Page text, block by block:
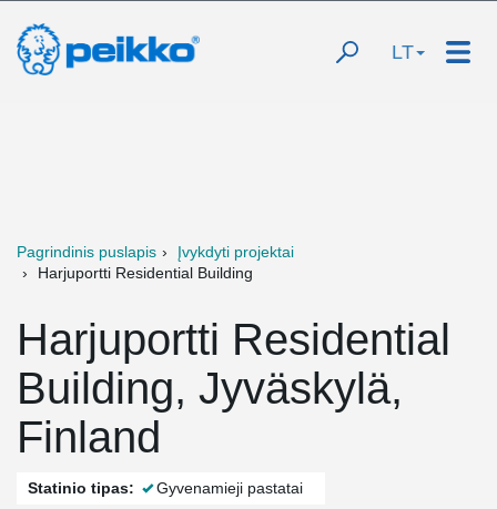
LT
Pagrindinis puslapis
Įvykdyti projektai
Harjuportti Residential Building
Harjuportti Residential
Building, Jyväskylä,
Finland
Statinio tipas: Gyvenamieji pastatai